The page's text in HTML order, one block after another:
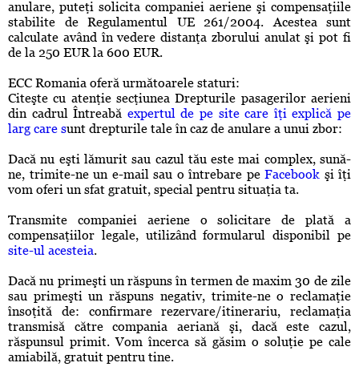
anulare, puteţi solicita companiei aeriene şi compensaţiile
stabilite de Regulamentul UE 261/2004. Acestea sunt
calculate având în vedere distanţa zborului anulat şi pot fi
de la 250 EUR la 600 EUR.
ECC Romania oferă următoarele staturi:
Citeşte cu atenţie secţiunea Drepturile pasagerilor aerieni
din cadrul Întreabă expertul de pe site care îţi explică pe
larg care sunt drepturile tale în caz de anulare a unui zbor:
Dacă nu eşti lămurit sau cazul tău este mai complex, sună-
ne, trimite-ne un e-mail sau o întrebare pe Facebook şi îţi
vom oferi un sfat gratuit, special pentru situaţia ta.
Transmite companiei aeriene o solicitare de plată a
compensaţiilor legale, utilizând formularul disponibil pe
site-ul acesteia.
Dacă nu primeşti un răspuns în termen de maxim 30 de zile
sau primeşti un răspuns negativ, trimite-ne o reclamaţie
însoţită de: confirmare rezervare/itinerariu, reclamaţia
transmisă către compania aeriană şi, dacă este cazul,
răspunsul primit. Vom încerca să găsim o soluţie pe cale
amiabilă, gratuit pentru tine.